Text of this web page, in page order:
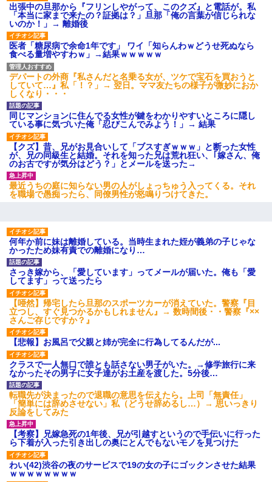
出張中の旦那から『フリンしやがって、このクズ』と電話が。私
「本当に家まで来たの？証拠は？」旦那「俺の言葉が信じられな
いのか！」→ 離婚後
医者「糖尿病で余命1年です」 ワイ「知らんわｗどうせ死ぬなら
食べる量増やすわｗ」→結果ｗｗｗｗｗ
デパートの外商『私さんだと名乗る女が、ツケで宝石を買おうと
していて…』私「！？」→ 翌日。ママ友たちの様子が微妙におか
しくなり・・・
同じマンションに住んでる女性が鍵をわかりやすいところに隠し
ている事に気づいた俺「忍びこんでみよう！」→ 結果
【クズ】昔、兄がお見合いして「ブスすぎｗｗｗ」と断った女性
が、兄の同級生と結婚。それを知った兄は荒れ狂い、｢嫁さん、俺
のお古ですが気分はどう？」とメールを送った→
最近うちの庭に知らない男の人がしょっちゅう入ってくる。それ
を職場で愚痴ったら、同僚男性が怒鳴りつけてきた。
何年か前に妹は離婚している。当時生まれた姪が義弟の子じゃな
かったため妹有責での離婚になり…
さっき嫁から、「愛しています」ってメールが届いた。俺も「愛
してます」って送ったら
【唖然】帰宅したら旦那のスポーツカーが消えていた。警察『目
立つし、すぐ見つかるかもしれません』→ 数時間後・・警察『××
さんご存じですか？』
【悲報】お風呂で父親と姉が完全に行為してるんだが...
クラスで一人無口で誰とも話さない男子がいた。→修学旅行に来
なかったその男子に女子達がお土産を渡した。5分後…
転職先が決まったので退職の意思を伝えたら。上司「無責任」
「簡単には辞めさせない」私（どうせ辞めるし…）→ 思いっきり
反論をしてみた
【考察】兄嫁急死の1年後、兄が引越すというので手伝いに行った
ら下着が入った引き出しの奥にとんでもないモノを見つけた
わい(42)渋谷の夜のサービスで19の女の子にゴックンさせた結果
ｗｗｗｗｗｗｗｗ